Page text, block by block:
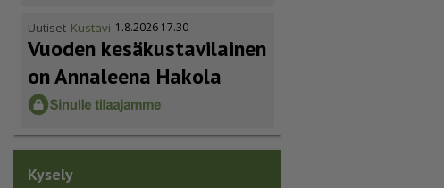
Uutiset Kustavi 1.8.2026 17.30
Vuoden kesäkus­ta­vi­lainen
on Annaleena Hakola
Kysely